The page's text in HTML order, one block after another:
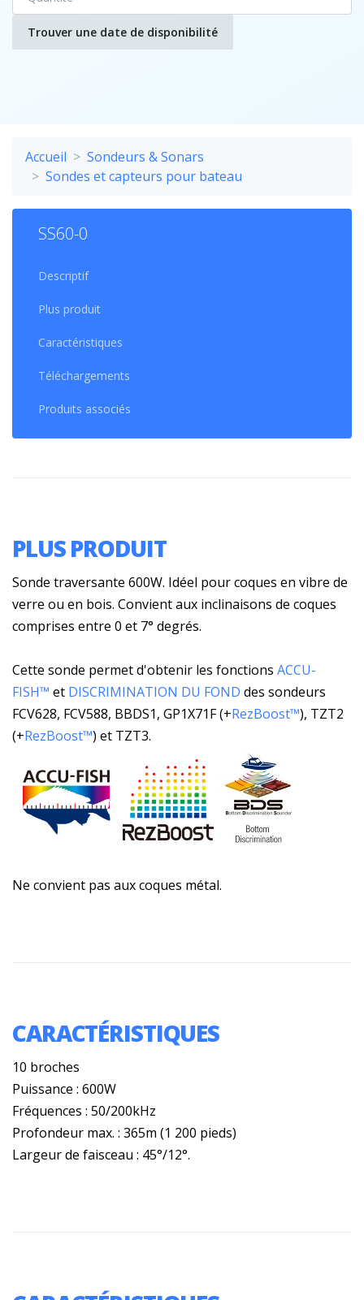
Trouver une date de disponibilité
Accueil
Sondeurs & Sonars
Sondes et capteurs pour bateau
SS60-0
Descriptif
Plus produit
Caractéristiques
Téléchargements
Produits associés
PLUS PRODUIT
Sonde traversante 600W. Idéel pour coques en vibre de
verre ou en bois. Convient aux inclinaisons de coques
comprises entre 0 et 7° degrés.
Cette sonde permet d'obtenir les fonctions ACCU-
FISH™ et DISCRIMINATION DU FOND des sondeurs
FCV628, FCV588, BBDS1, GP1X71F (+RezBoost™), TZT2
(+RezBoost™) et TZT3.
Ne convient pas aux coques métal.
CARACTÉRISTIQUES
10 broches
Puissance : 600W
Fréquences : 50/200kHz
Profondeur max. : 365m (1 200 pieds)
Largeur de faisceau : 45°/12°.